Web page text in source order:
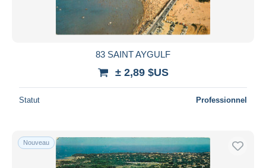
83 SAINT AYGULF
± 2,89 $US
Statut Professionnel
Nouveau